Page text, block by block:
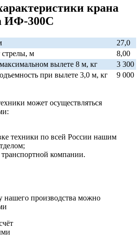
крана
ИФ-300С
27,0
м
8,00
вылете 8 м, кг
3 300
при вылете 3,0 м, кг
9 000
может осуществляться
техники по всей России нашим
компании.
нашего производства можно